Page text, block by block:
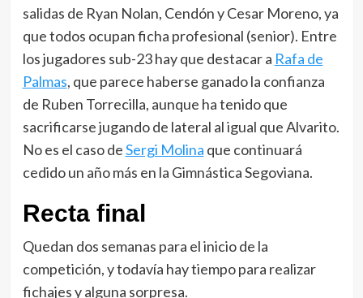
salidas de Ryan Nolan, Cendón y Cesar Moreno, ya
que todos ocupan ficha profesional (senior). Entre
los jugadores sub-23 hay que destacar a Rafa de
Palmas, que parece haberse ganado la confianza
de Ruben Torrecilla, aunque ha tenido que
sacrificarse jugando de lateral al igual que Alvarito.
No es el caso deSergi Molina que continuará
cedido un año más en la Gimnástica Segoviana.
Recta final
Quedan dos semanas para el inicio de la
competición, y todavía hay tiempo para realizar
fichajes y alguna sorpresa.